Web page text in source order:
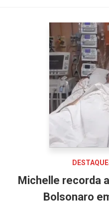
Michelle recorda
Bolsonaro